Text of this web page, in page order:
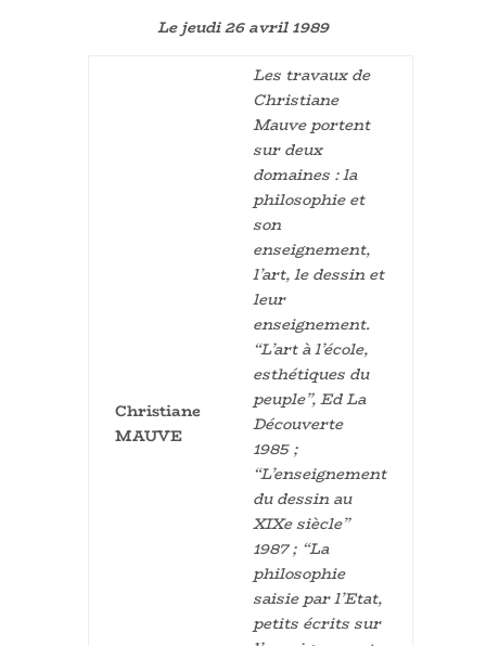
Le jeudi 26 avril 1989
Christiane
MAUVE
Les travaux de
Christiane
Mauve portent
sur deux
domaines : la
philosophie et
son
enseignement,
l’art, le dessin et
leur
enseignement.
“L’art à l’école,
esthétiques du
peuple”, Ed La
Découverte
1985 ;
“L’enseignement
du dessin au
XIXe siècle”
1987 ; “La
philosophie
saisie par l’Etat,
petits écrits sur